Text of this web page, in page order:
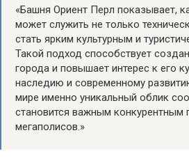
«Башня Ориент Перл показывает,
может служить не только
стать ярким культурным и
Такой подход способствует
города и повышает интерес к его
наследию и современному
мире именно уникальный облик
становится важным конкурентным
мегаполисов.»